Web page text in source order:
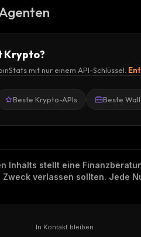
Krypto?
mit nur einem API-Schlüssel.
Beste Krypto-APIs Beste
Inhalts stellt eine
verlassen sollten. Jede
In Kontakt bleiben